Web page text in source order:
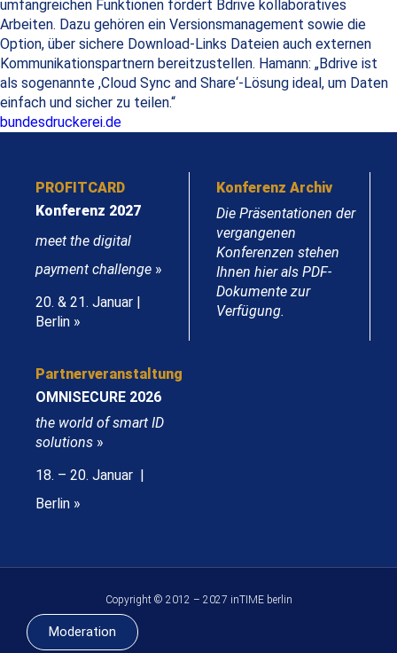
umfangreichen Funktionen fördert Bdrive kollaboratives
Arbeiten. Dazu gehören ein Versionsmanagement sowie die
Option, über sichere Download-Links Dateien auch externen
Kommunikationspartnern bereitzustellen. Hamann: „Bdrive ist
als sogenannte ,Cloud Sync and Share‘-Lösung ideal, um Daten
einfach und sicher zu teilen.“
bundesdruckerei.de
PROFITCARD
Konferenz 2027
meet the digital
payment challenge »
20. & 21. Januar |
Berlin »
Konferenz Archiv
Die Präsentationen der
vergangenen
Konferenzen stehen
Ihnen hier als PDF-
Dokumente zur
Verfügung.
Partnerveranstaltung
OMNISECURE 2026
the world of smart ID
solutions »
18. – 20. Januar |
Berlin »
Copyright © 2012 – 2027 inTIME berlin
Moderation